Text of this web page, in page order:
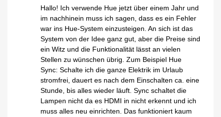
Hallo! Ich verwende Hue jetzt über einem Jahr und
im nachhinein muss ich sagen, dass es ein Fehler
war ins Hue-System einzusteigen. An sich ist das
System von der Idee ganz gut, aber die Preise sind
ein Witz und die Funktionalität lässt an vielen
Stellen zu wünschen übrig. Zum Beispiel Hue
Sync: Schalte ich die ganze Elektrik im Urlaub
stromfrei, dauert es nach dem Einschalten ca. eine
Stunde, bis alles wieder läuft. Sync schaltet die
Lampen nicht da es HDMI in nicht erkennt und ich
muss alles neu einrichten. Das funktioniert kaum